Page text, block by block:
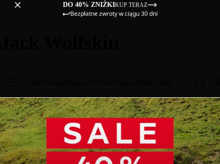
DO 40% ZNIŻKIKUP TERAZ
Bezpłatne zwroty w ciągu 30 dni